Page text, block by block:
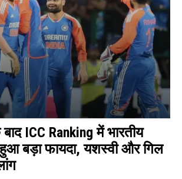
ICC Ranking में भारतीय
हुआ बड़ा फायदा, यशस्वी और गिल